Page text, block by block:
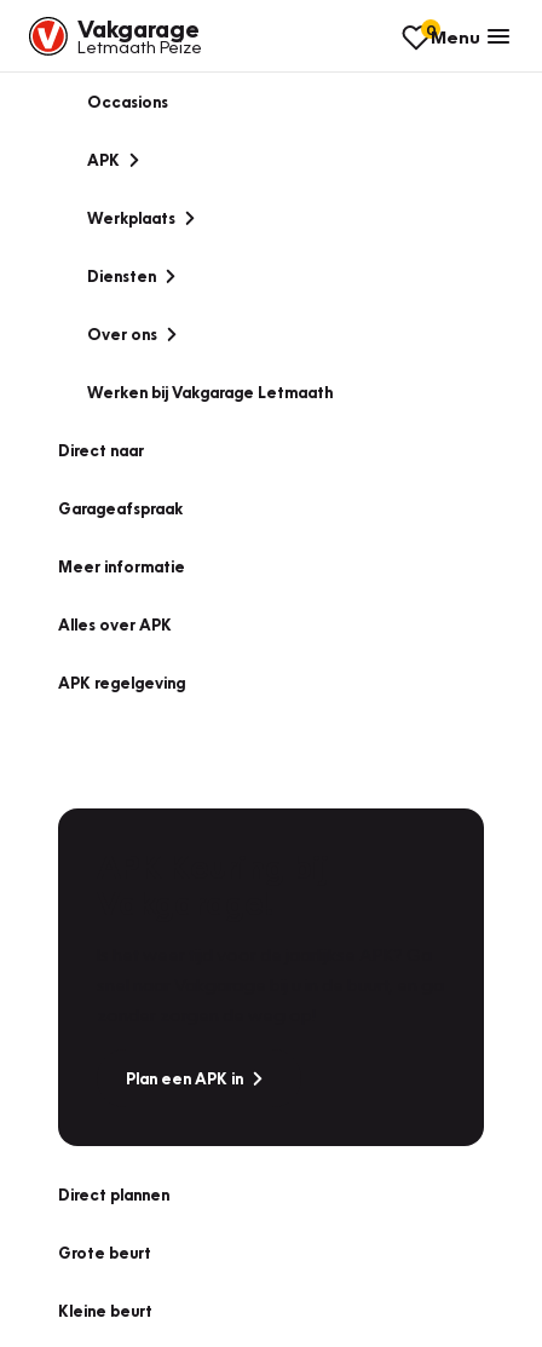
Vakgarage
Letmaath Peize
0Menu
Occasions
APK
Werkplaats
Diensten
Over ons
Werken bij Vakgarage Letmaath
Direct naar
Garageafspraak
Meer informatie
Alles over APK
APK regelgeving
Plan een APK in
Direct plannen
Grote beurt
Kleine beurt